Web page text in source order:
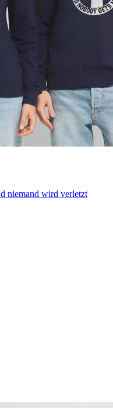
niemand wird verletzt